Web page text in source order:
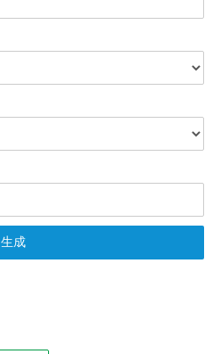
生成